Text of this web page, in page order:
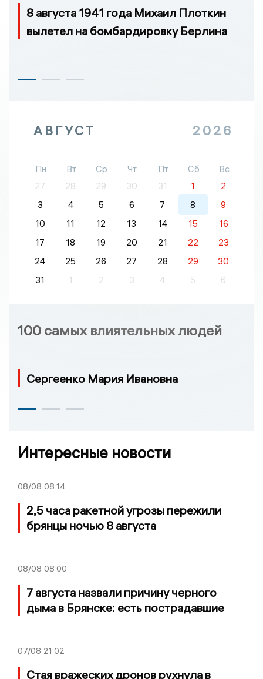
8 августа 1941 года Михаил Плоткин
вылетел на бомбардировку Берлина
АВГУСТ 2026
Пн Вт Ср Чт Пт Сб
Вс
27
28 29 30 31 1
2
3
4 5 6 7 8
9
10
11 12 13 14 15
16
17
18 19 20 21 22
23
24
25 26 27 28 29
30
31
1 2 3 4 5 6
100 самых влиятельных людей
Сергеенко Мария Ивановна
Интересные новости
08/08 08:14
2,5 часа ракетной угрозы пережили
брянцы ночью 8 августа
08/08 08:00
7 августа назвали причину черного
дыма в Брянске: есть пострадавшие
07/08 21:02
Стая вражеских дронов рухнула в